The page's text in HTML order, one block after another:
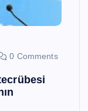
0 Comments